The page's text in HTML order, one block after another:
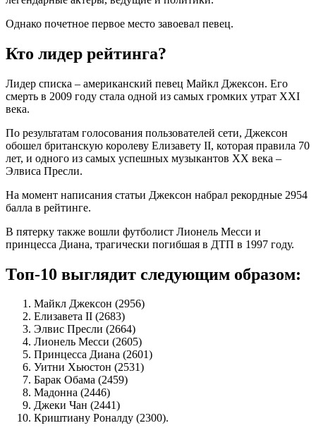
Однако почетное первое место завоевал певец.
Кто лидер рейтинга?
Лидер списка – американский певец Майкл Джексон. Его
смерть в 2009 году стала одной из самых громких утрат XXI
века.
По результатам голосования пользователей сети, Джексон
обошел британскую королеву Елизавету II, которая правила 70
лет, и одного из самых успешных музыкантов XX века –
Элвиса Пресли.
На момент написания статьи Джексон набрал рекордные 2954
балла в рейтинге.
В пятерку также вошли футболист Лионель Месси и
принцесса Диана, трагически погибшая в ДТП в 1997 году.
Топ-10 выглядит следующим образом:
Майкл Джексон (2956)
Елизавета II (2683)
Элвис Пресли (2664)
Лионель Месси (2605)
Принцесса Диана (2601)
Уитни Хьюстон (2531)
Барак Обама (2459)
Мадонна (2446)
Джеки Чан (2441)
Криштиану Роналду (2300).